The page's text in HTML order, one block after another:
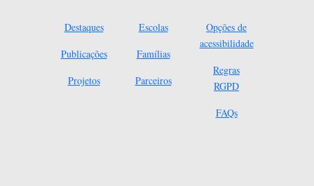
Destaques
Publicações
Projetos
Escolas
Famílias
Parceiros
Opções de
acessibilidade
Regras
RGPD
FAQs